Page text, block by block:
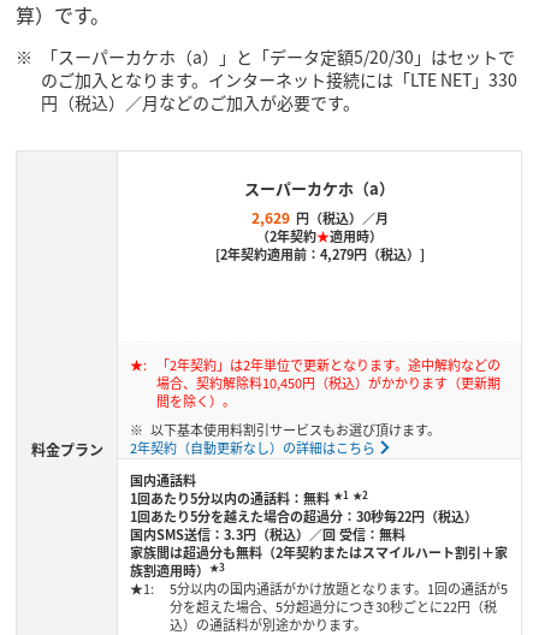
算）です。
「スーパーカケホ（a）」と「データ定額5/20/30」はセットで
のご加入となります。インターネット接続には「LTE NET」330
円（税込）／月などのご加入が必要です。
料金プラン
スーパーカケホ（a）
2,629 円（税込）／月
（2年契約★適用時）
[2年契約適用前：4,279円（税込）]
「2年契約」は2年単位で更新となります。途中解約などの
場合、契約解除料10,450円（税込）がかかります（更新期
間を除く）。
以下基本使用料割引サービスもお選び頂けます。
2年契約（自動更新なし）の詳細はこちら
国内通話料
1回あたり5分以内の通話料：無料★1 ★2
1回あたり5分を越えた場合の超過分：30秒毎22円（税込）
国内SMS送信：3.3円（税込）／回 受信：無料
家族間は超過分も無料（2年契約またはスマイルハート割引＋家
族割適用時）★3
★1:
5分以内の国内通話がかけ放題となります。1回の通話が5
分を超えた場合、5分超過分につき30秒ごとに22円（税
込）の通話料が別途かかります。